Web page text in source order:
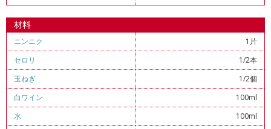
材料
ニンニク
1片
セロリ
1/2本
玉ねぎ
1/2個
白ワイン
100ml
水
100ml